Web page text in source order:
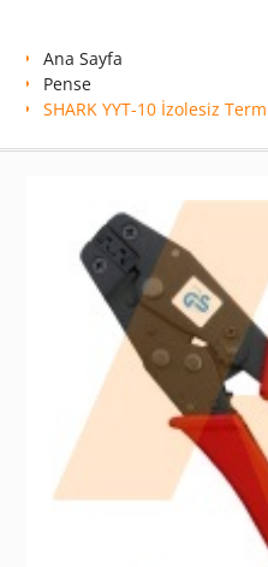
Ana Sayfa
Pense
SHARK YYT-10 İzolesiz